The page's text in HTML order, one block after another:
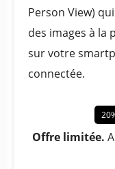
Person View)
des images à
sur votre
connectée.
Offre limitée.